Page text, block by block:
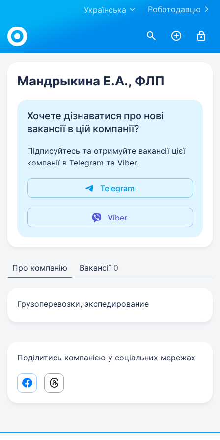
Роботодавцю
Українська
Work.ua
Мандрыкина Е.А., ФЛП
Хочете дізнаватися про нові
вакансії в цій компанії?
Підписуйтесь та отримуйте вакансії цієї
компанії в Telegram та Viber.
Telegram
Viber
Про компанію Вакансії 0
Грузоперевозки, экспедирование
Поділитись компанією у соціальних мережах
Facebook share link
Threads share link